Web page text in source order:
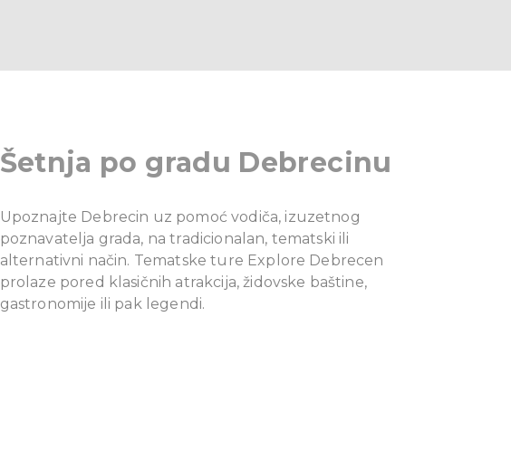
Šetnja po gradu Debrecinu
Upoznajte Debrecin uz pomoć vodiča, izuzetnog
poznavatelja grada, na tradicionalan, tematski ili
alternativni način. Tematske ture Explore Debrecen
prolaze pored klasičnih atrakcija, židovske baštine,
gastronomije ili pak legendi.